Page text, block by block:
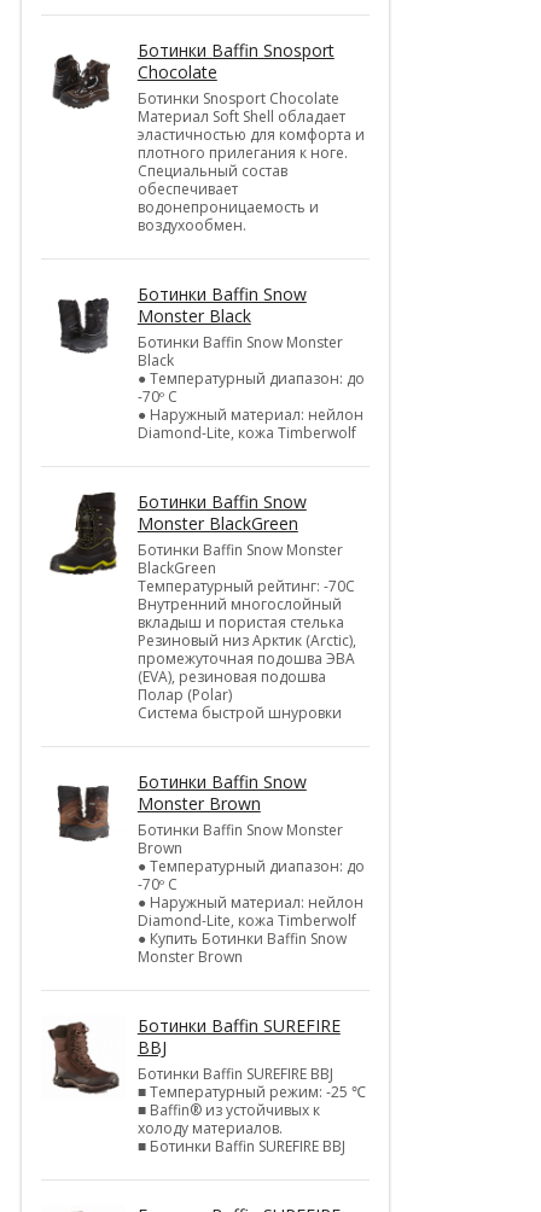
Ботинки Baffin Snosport
Chocolate
Ботинки Snosport Chocolate
Материал Soft Shell обладает
эластичностью для комфорта и
плотного прилегания к ноге.
Специальный состав
обеспечивает
водонепроницаемость и
воздухообмен.
Ботинки Baffin Snow
Monster Black
Ботинки Baffin Snow Monster
Black
● Температурный диапазон: до
-70º C
● Наружный материал: нейлон
Diamond-Lite, кожа Timberwolf
Ботинки Baffin Snow
Monster BlackGreen
Ботинки Baffin Snow Monster
BlackGreen
Температурный рейтинг: -70C
Внутренний многослойный
вкладыш и пористая стелька
Резиновый низ Арктик (Arctic),
промежуточная подошва ЭВА
(EVA), резиновая подошва
Полар (Polar)
Система быстрой шнуровки
Ботинки Baffin Snow
Monster Brown
Ботинки Baffin Snow Monster
Brown
● Температурный диапазон: до
-70º C
● Наружный материал: нейлон
Diamond-Lite, кожа Timberwolf
● Купить Ботинки Baffin Snow
Monster Brown
Ботинки Baffin SUREFIRE
BBJ
Ботинки Baffin SUREFIRE BBJ
■ Температурный режим: -25 ℃
■ Baffin® из устойчивых к
холоду материалов.
■ Ботинки Baffin SUREFIRE BBJ